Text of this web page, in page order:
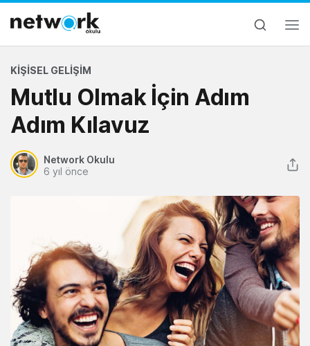
KIŞISEL GELIŞIM
Mutlu Olmak İçin Adım
Adım Kılavuz
Network Okulu
6 yıl önce